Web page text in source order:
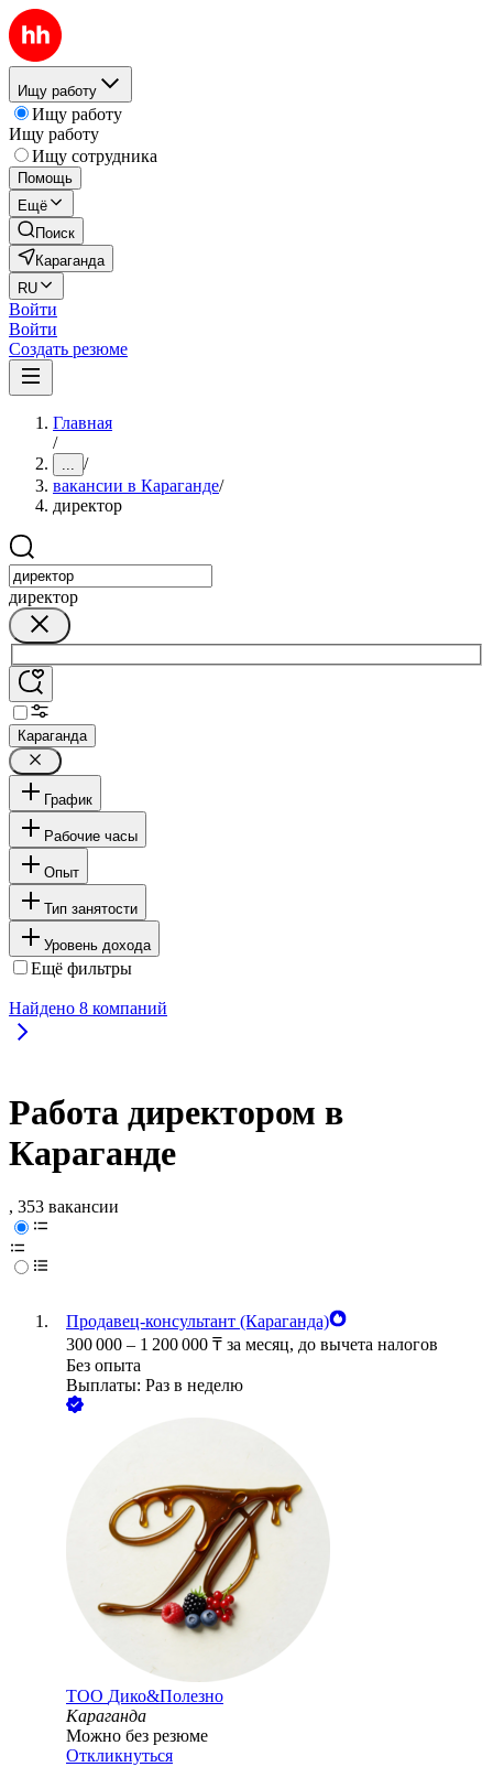
Ищу работу
Ищу работу
Ищу работу
Ищу сотрудника
Помощь
Ещё
Поиск
Караганда
RU
Войти
Войти
Создать резюме
Главная
/
... /
вакансии в Караганде/
директор
директор
Караганда
График
Рабочие часы
Опыт
Тип занятости
Уровень дохода
Ещё фильтры
Найдено 8 компаний
Работа директором в
Караганде
, 353 вакансии
Продавец-консультант (Караганда)
300 000 – 1 200 000 ₸ за месяц, до вычета налогов
Без опыта
Выплаты: Раз в неделю
ТОО Дико&Полезно
Караганда
Можно без резюме
Откликнуться